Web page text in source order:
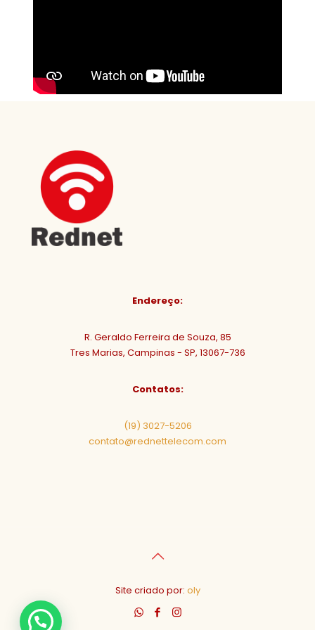
Endereço:
R. Geraldo Ferreira de Souza, 85
Tres Marias, Campinas - SP, 13067-736
Contatos:
(19) 3027-5206
contato@rednettelecom.com
Site criado por: oly